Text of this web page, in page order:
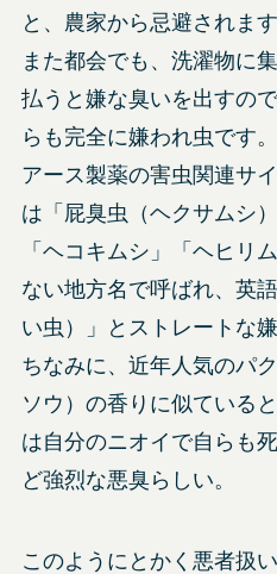
と、農家から忌避されます
また都会でも、洗濯物に
払うと嫌な臭いを出すの
らも完全に嫌われ虫です。
アース製薬の害虫関連サ
は「屁臭虫（ヘクサムシ
「ヘコキムシ」「ヘヒリ
ない地方名で呼ばれ、英
い虫）」とストレートな
ちなみに、近年人気のパ
ソウ）の香りに似ている
は自分のニオイで自らも
ど強烈な悪臭らしい。
このようにとかく悪者扱